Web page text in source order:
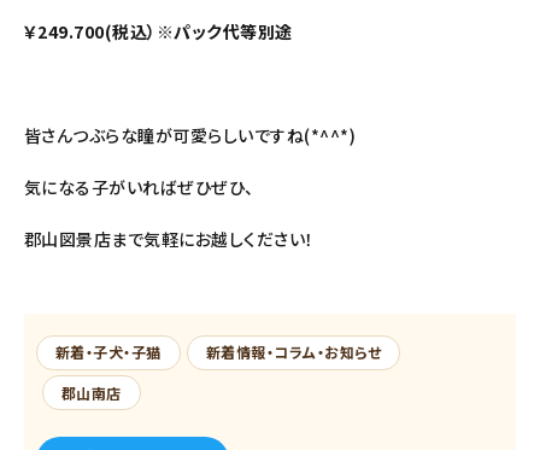
￥249.700(税込）※パック代等別途
皆さんつぶらな瞳が可愛らしいですね(*^^*)
気になる子がいればぜひぜひ、
郡山図景店まで気軽にお越しください！
新着・子犬・子猫
新着情報・コラム・お知らせ
郡山南店